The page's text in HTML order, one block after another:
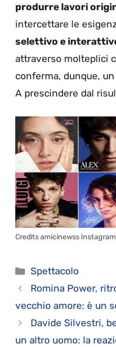
produrre lavori
intercettare le
selettivo e
attraverso molteplici
conferma, dunque,
A prescindere dal
Credits amicinewss Instagram
Categorie
Spettacolo
Romina Power,
vecchio amore: è un
Davide Silvestri,
un altro uomo: la